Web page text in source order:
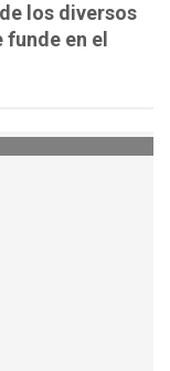
los diversos
en el